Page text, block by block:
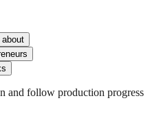
and follow production progress